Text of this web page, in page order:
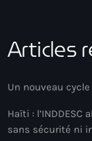
Articles
Un nouveau
Haïti :
sans sécurité ni